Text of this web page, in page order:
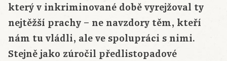
který v inkriminované době vyrejžoval ty
nejtěžší prachy – ne navzdory těm, kteří
nám tu vládli, ale ve spolupráci s nimi.
Stejně jako zúročil předlistopadové